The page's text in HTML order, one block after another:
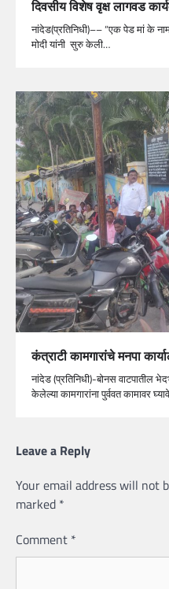
दिवसीय विशेष वृक्ष लागवड
नांदेड(प्रतिनिधी)–– “एक पेड मां के
मोदी यांनी सुरु केली…
कंत्राटी कामगारांचे मनपा
नांदेड (प्रतिनिधी)-बोनस वाटपातील
केलेल्या कामगारांना पुर्ववत कामावर
Leave a Reply
Your email address will not
marked *
Comment *